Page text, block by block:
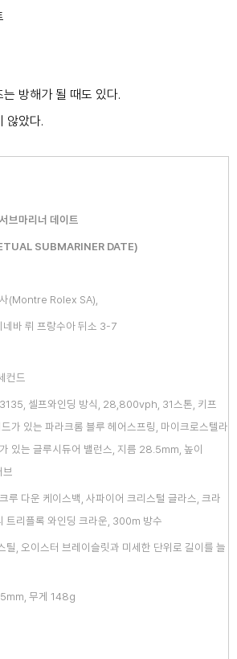
방해가 될 때도 있다.
않았다.
서브마리너 데이트
SUBMARINER DATE)
(Montre Rolex SA),
바 뤼 프랑수아 뒤소 3-7
컨드
셀프와인딩 방식 28,800vph, 31스톤, 키프
가 있는 파라크롬 블루 헤어스프링, 마이크로스텔라
있는 글루시듀어 밸런스, 지름 28.5mm, 높이
루 다운 케이스백, 사파이어 크리스털 글라스, 크라
트리플록 와인딩 크라운, 300m 방수
틸, 오이스터 브레이슬릿과 미세한 단위로 길이를 늘
무게 148g